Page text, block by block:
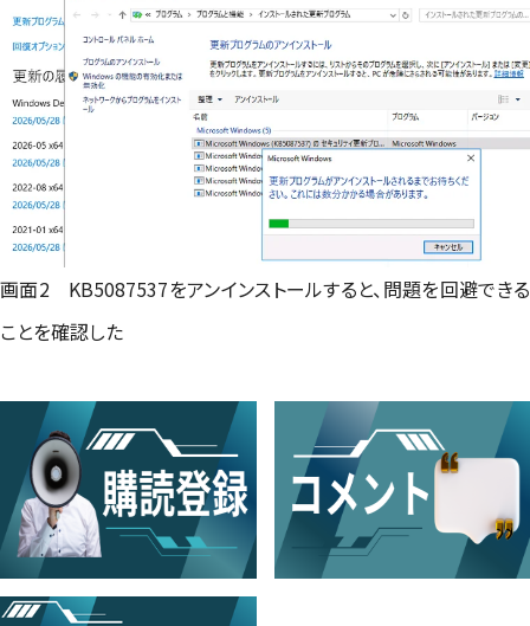
画面2 KB5087537をアンインストールすると、問題を回避できる
ことを確認した